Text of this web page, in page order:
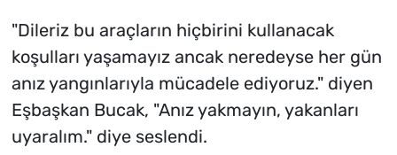
"Dileriz bu araçların hiçbirini kullanacak
koşulları yaşamayız ancak neredeyse her gün
anız yangınlarıyla mücadele ediyoruz." diyen
Eşbaşkan Bucak, "Anız yakmayın, yakanları
uyaralım." diye seslendi.